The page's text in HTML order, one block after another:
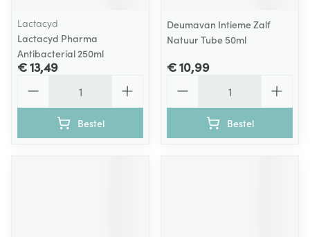
Lactacyd
Lactacyd Pharma
Antibacterial 250ml
€ 13,49
Bestel
Deumavan Intieme Zalf
Natuur Tube 50ml
€ 10,99
Bestel